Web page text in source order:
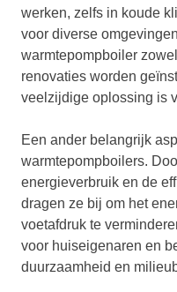
werken, zelfs in koude
voor diverse
warmtepompboiler
renovaties worden
veelzijdige oplossing is
Een ander belangrijk
warmtepompboilers.
energieverbruik en de
dragen ze bij om het
voetafdruk te
voor huiseigenaren en
duurzaamheid en